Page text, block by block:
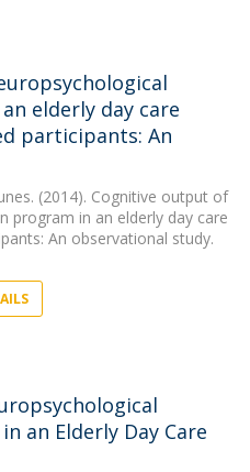
elderly day care
participants: An
(2014). Cognitive output of
program in an elderly day care
An observational study.
an Elderly Day Care